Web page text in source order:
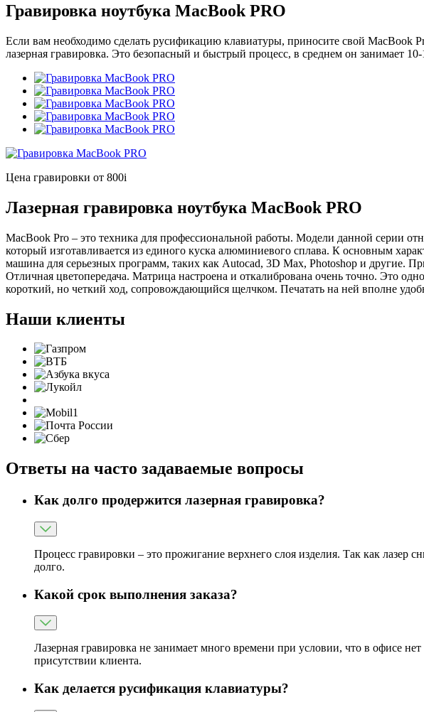
Гравировка ноутбука MacBook PRO
Если вам необходимо сделать русификацию клавиатуры, приносите свой MacBook
лазерная гравировка. Это безопасный и быстрый процесс, в среднем он занимает
Цена гравировки от 800i
Лазерная гравировка ноутбука MacBook PRO
MacBook Pro – это техника для профессиональной работы. Модели данной серии
который изготавливается из единого куска алюминиевого сплава. К основным
машина для серьезных программ, таких как Autocad, 3D Max, Photoshop и другие.
Отличная цветопередача. Матрица настроена и откалибрована очень точно. Это
короткий, но четкий ход, сопровождающийся щелчком. Печатать на ней вполне
Наши клиенты
Ответы на часто задаваемые вопросы
Как долго продержится лазерная гравировка?
Процесс гравировки – это прожигание верхнего слоя изделия. Так как лазер
долго.
Какой срок выполнения заказа?
Лазерная гравировка не занимает много времени при условии, что в офисе
присутствии клиента.
Как делается русификация клавиатуры?